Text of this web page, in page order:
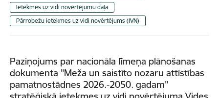
Ietekmes uz vidi novērtējumu daļa
Pārrobežu ietekmes uz vidi novērtējums (IVN)
Paziņojums par nacionāla līmeņa plānošanas
dokumenta "Meža un saistīto nozaru attīstības
pamatnostādnes 2026.-2050. gadam"